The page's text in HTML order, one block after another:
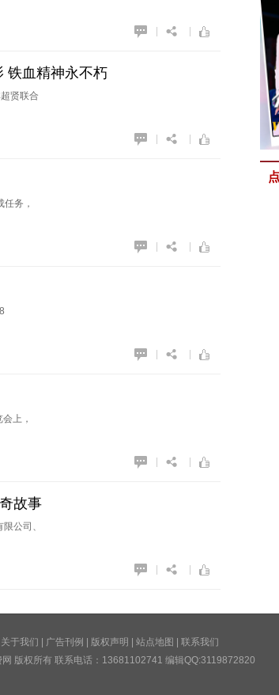
铁血精神永不朽
贤联合
务，
上，
故事
公司、
关于我们 广告刊例 版权声明 站点地图
联系我们
网 版权所有 联系电话：13681102741 编辑QQ:3119872820